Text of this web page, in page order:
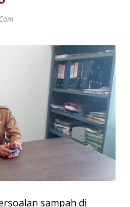
sampah di